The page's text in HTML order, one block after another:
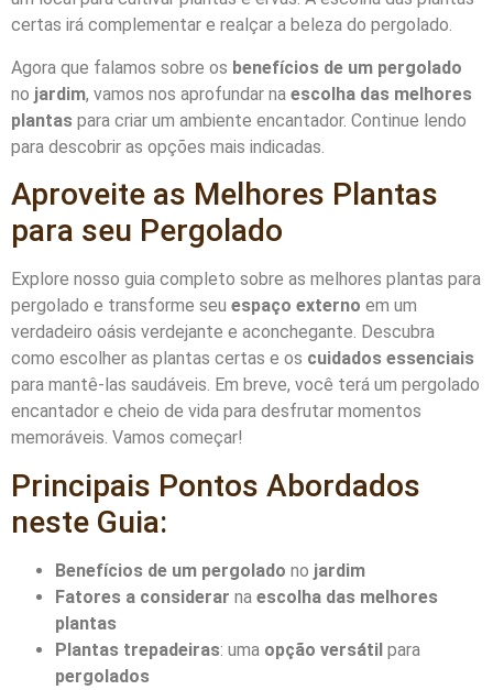
certas irá complementar e realçar a beleza do pergolado.
Agora que falamos sobre os benefícios de um pergolado
no jardim, vamos nos aprofundar na escolha das melhores
plantas para criar um ambiente encantador. Continue lendo
para descobrir as opções mais indicadas.
Aproveite as Melhores Plantas
para seu Pergolado
Explore nosso guia completo sobre as melhores plantas para
pergolado e transforme seu espaço externo em um
verdadeiro oásis verdejante e aconchegante. Descubra
como escolher as plantas certas e os cuidados essenciais
para mantê-las saudáveis. Em breve, você terá um pergolado
encantador e cheio de vida para desfrutar momentos
memoráveis. Vamos começar!
Principais Pontos Abordados
neste Guia:
Benefícios de um pergolado no jardim
Fatores a considerar na escolha das melhores
plantas
Plantas trepadeiras: uma opção versátil para
pergolados